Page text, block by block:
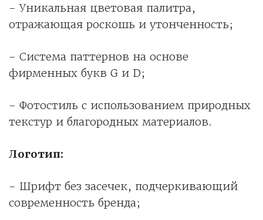
- Уникальная цветовая палитра,
отражающая роскошь и утонченность;
- Система паттернов на основе
фирменных букв G и D;
- Фотостиль с использованием природных
текстур и благородных материалов.
Логотип:
- Шрифт без засечек, подчеркивающий
современность бренда;